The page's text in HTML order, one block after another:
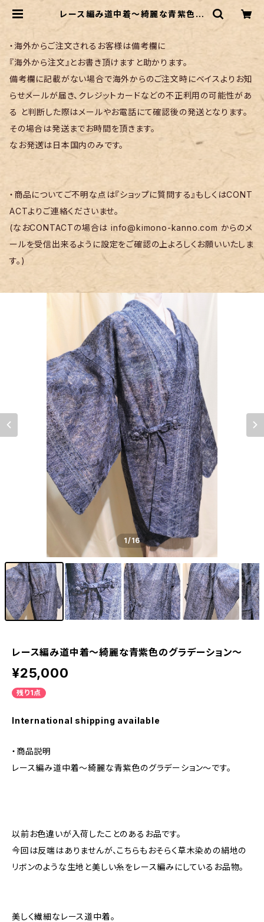
レース編み道中着～綺麗な青紫色の
グラデーション～ | リサイクル着物 菅
・海外からご注文されるお客様は備考欄に
『海外から注文』とお書き頂けますと助かります。
備考欄に記載がない場合で海外からのご注文時にベイスよりお知
らせメールが届き、クレジットカードなどの不正利用の可能性があ
る と判断した際はメールやお電話にて確認後の発送となります。
その場合は発送までお時間を頂きます。
なお発送は日本国内のみです。
・商品についてご不明な点は『ショップに質問する』もしくはCONT
ACTよりご連絡くださいませ。
(なおCONTACTの場合はinfo@kimono-kanno.com からのメ
ールを受信出来るように設定をご確認の上よろしくお願いいたしま
す。)
1/16
レース編み道中着～綺麗な青紫色のグラデーション～
¥25,000
残り1点
International shipping available
・商品説明
レース編み道中着～綺麗な青紫色のグラデーション～です。
以前お色違いが入荷したことのあるお品です。
今回は反端はありませんが、こちらもおそらく草木染めの絹地の
リボンのような生地と美しい糸をレース編みにしているお品物。
美しく繊細なレース道中着。